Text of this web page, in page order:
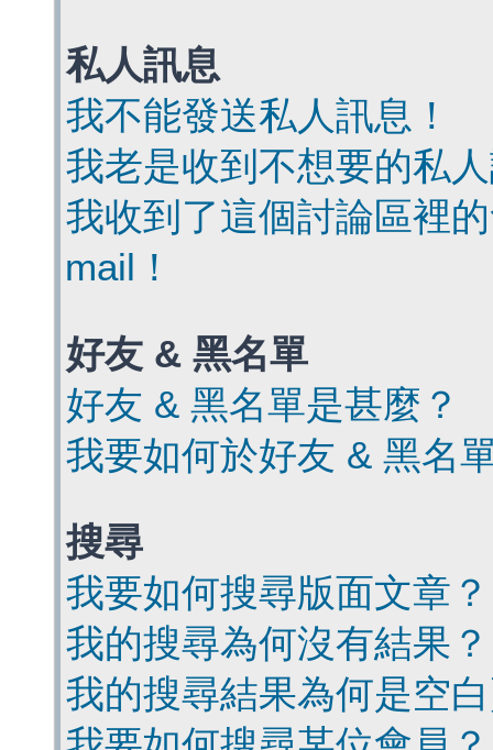
私人訊息
我不能發送私人訊息！
我老是收到不想要的私
我收到了這個討論區裡
mail！
好友 & 黑名單
好友 & 黑名單是甚麼？
我要如何於好友 & 黑名
搜尋
我要如何搜尋版面文章？
我的搜尋為何沒有結果？
我的搜尋結果為何是空